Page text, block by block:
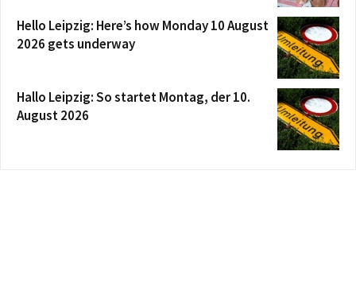
Hello Leipzig: Here’s how Monday 10 August
2026 gets underway
Hallo Leipzig: So startet Montag, der 10.
August 2026